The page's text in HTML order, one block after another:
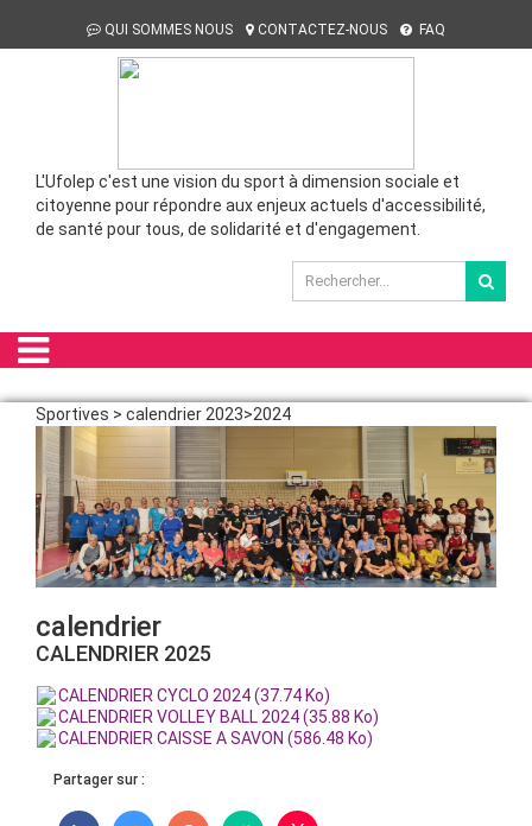
QUI SOMMES NOUS CONTACTEZ-NOUS FAQ
L'Ufolep c'est une vision du sport à dimension sociale et
citoyenne pour répondre aux enjeux actuels d'accessibilité,
de santé pour tous, de solidarité et d'engagement.
Sportives > calendrier 2023>2024
calendrier
CALENDRIER 2025
CALENDRIER CYCLO 2024 (37.74 Ko)
CALENDRIER VOLLEY BALL 2024 (35.88 Ko)
CALENDRIER CAISSE A SAVON (586.48 Ko)
Partager sur :